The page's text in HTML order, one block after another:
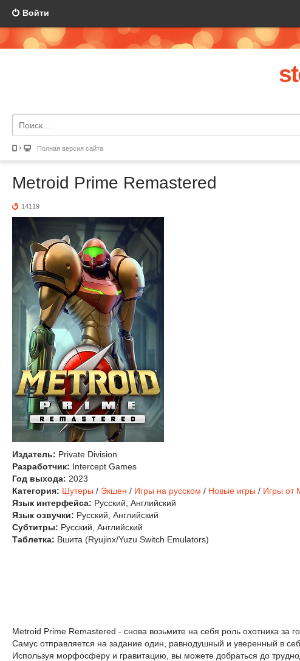
Войти
Полная версия сайта
Metroid Prime Remastered
14119
Издатель: Private Division
Разработчик: Intercept Games
Год выхода: 2023
Категория: Шутеры / Экшен / Игры на русском / Новые игры / Игры от
Язык интерфейса: Русский, Английский
Язык озвучки: Русский, Английский
Субтитры: Русский, Английский
Таблетка: Вшита (Ryujinx/Yuzu Switch Emulators)
Metroid Prime Remastered - снова возьмите на себя роль охотника за
Самус отправляется на задание один, равнодушный и уверенный в
Используя морфосферу и гравитацию, вы можете добраться до